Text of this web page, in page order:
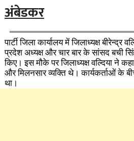
अंबेडकर
पार्टी जिला कार्यालय में जिलाध्यक्ष बीरेन्द्र
प्रदेश अध्यक्ष और चार बार के सांसद बची
किए। इस मौके पर जिलाध्यक्ष वल्दिया ने
और मिलनसार व्यक्ति थे। कार्यकर्ताओं के
था।